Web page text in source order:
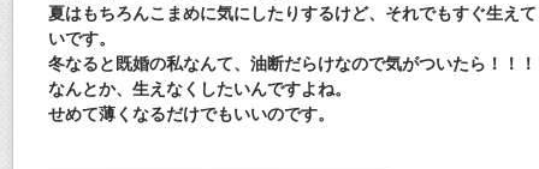
夏はもちろんこまめに気にしたりするけど、それでもすぐ生え
いです。
冬なると既婚の私なんて、油断だらけなので気がついたら！！
なんとか、生えなくしたいんですよね。
せめて薄くなるだけでもいいのです。